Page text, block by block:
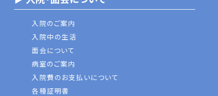
入院のご案内
入院中の生活
面会について
病室のご案内
入院費のお支払いについて
各種証明書